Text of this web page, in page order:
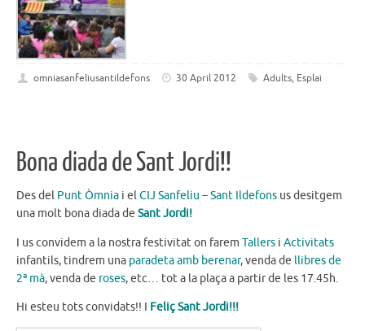
omniasanfeliusantildefons 30 April 2012 Adults, Esplai
Bona diada de Sant Jordi!!
Des del Punt Òmnia i elCIJ Sanfeliu – Sant Ildefons us desitgem
una molt bona diada de Sant Jordi!
I us convidem a la nostra festivitat on farem Tallers i Activitats
infantils, tindrem una paradeta amb berenar, venda de llibres de
2ª mà, venda de roses, etc… tot a la plaça a partir de les 17.45h.
Hi esteu tots convidats!! I Feliç Sant Jordi!!!